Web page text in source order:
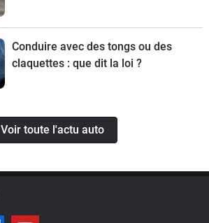
Conduire avec des tongs ou des
claquettes : que dit la loi ?
Voir toute l'actu auto